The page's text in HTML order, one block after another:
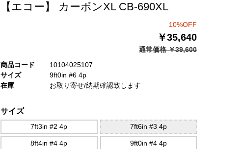
【エコー】 カーボンXL CB-690XL
10%OFF
￥35,640
通常価格 ￥39,600
商品コード
10104025107
サイズ
9ft0in #6 4p
在庫
お取り寄せ/納期確認致します
サイズ
7ft3in #2 4p 7ft6in #3 4p
8ft4in #4 4p 9ft0in #4 4p